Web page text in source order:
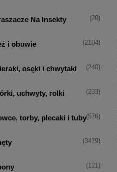
Na Insekty (20)
i obuwie (2104)
osęki i chwytaki (240)
uchwyty, rolki (233)
torby, plecaki i tuby(576)
(3479)
(121)